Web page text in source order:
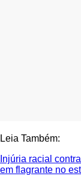
Leia Também:
Injúria racial
em flagrante no